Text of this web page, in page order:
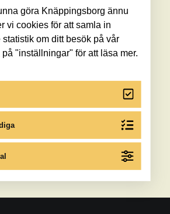
leds av vårt egna snälla
kommer se till att barnen har det
varma.
en helt magisk jul i Knäppingsborg
och din familj kommer vara med
kommer att släppas under
Knäppingsborg.se. Gör
julens underbara magi i
göra Knäppingsborg ännu
vi cookies för att samla in
om ditt besök på vår
"inställningar" för att läsa mer.